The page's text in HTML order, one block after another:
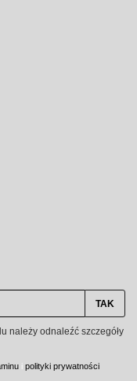
należy odnaleźć szczegóły
i polityki prywatności